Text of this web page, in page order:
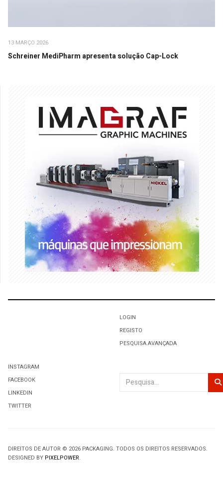
13 MARÇO 2026
Schreiner MediPharm apresenta solução Cap-Lock
LOGIN
REGISTO
PESQUISA AVANÇADA
INSTAGRAM
FACEBOOK
LINKEDIN
TWITTER
Pesquisar
DIREITOS DE AUTOR © 2026 PACKAGING. TODOS OS DIREITOS RESERVADOS.
DESIGNED BY PIXELPOWER.